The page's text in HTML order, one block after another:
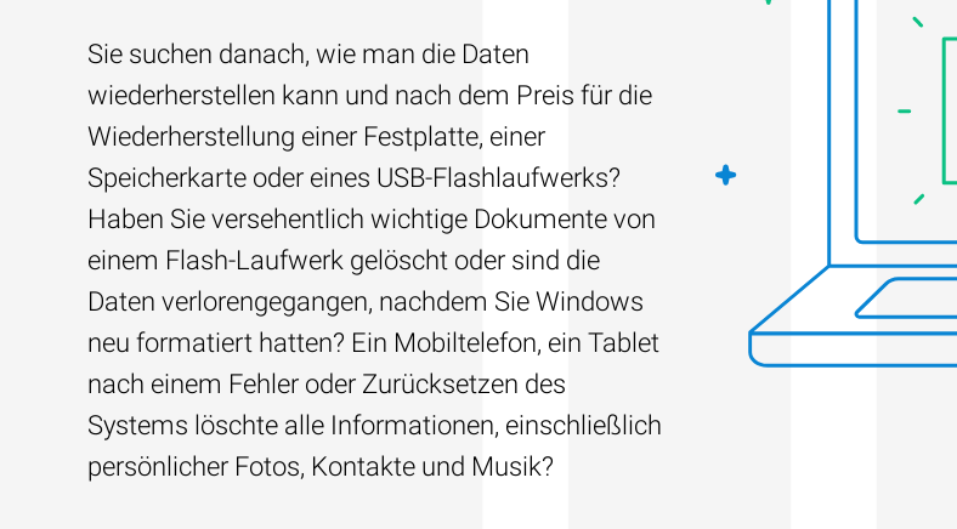
Sie suchen danach, wie man die Daten
wiederherstellen kann und nach dem Preis für die
Wiederherstellung einer Festplatte, einer
Speicherkarte oder eines USB-Flashlaufwerks?
Haben Sie versehentlich wichtige Dokumente von
einem Flash-Laufwerk gelöscht oder sind die
Daten verlorengegangen, nachdem Sie Windows
neu formatiert hatten? Ein Mobiltelefon, ein Tablet
nach einem Fehler oder Zurücksetzen des
Systems löschte alle Informationen, einschließlich
persönlicher Fotos, Kontakte und Musik?